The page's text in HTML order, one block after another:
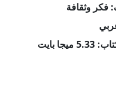
فكر وثقافة
بايت